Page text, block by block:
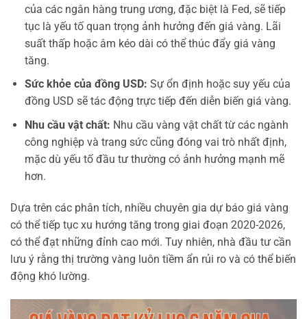
của các ngân hàng trung ương, đặc biệt là Fed, sẽ tiếp
tục là yếu tố quan trọng ảnh hưởng đến giá vàng. Lãi
suất thấp hoặc âm kéo dài có thể thúc đẩy giá vàng
tăng.
Sức khỏe của đồng USD: Sự ổn định hoặc suy yếu của
đồng USD sẽ tác động trực tiếp đến diễn biến giá vàng.
Nhu cầu vật chất: Nhu cầu vàng vật chất từ các ngành
công nghiệp và trang sức cũng đóng vai trò nhất định,
mặc dù yếu tố đầu tư thường có ảnh hưởng mạnh mẽ
hơn.
Dựa trên các phân tích, nhiều chuyên gia dự báo giá vàng
có thể tiếp tục xu hướng tăng trong giai đoạn 2020-2026,
có thể đạt những đỉnh cao mới. Tuy nhiên, nhà đầu tư cần
lưu ý rằng thị trường vàng luôn tiềm ẩn rủi ro và có thể biến
động khó lường.